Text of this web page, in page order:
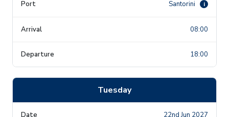
Santorini i
08:00
18:00
Tuesday
22nd Jun 2027